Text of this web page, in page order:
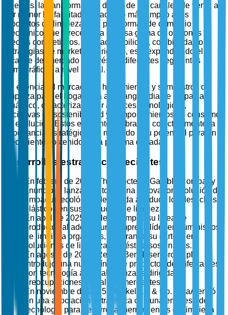
Además, la transformación digital de los canales de venta al
por menor ha facilitado un acceso más amplio a los
productos de limpieza, con plataformas de comercio
electrónico que ofrecen una diversa gama de opciones y
precios competitivos. Esta accesibilidad, combinada con
estrategias de marketing dirigidas, está expandiendo el
alcance del mercado a través de diferentes segmentos
demográficos a nivel global.
En esencia, el mercado de herramientas y suministros de
limpieza para el hogar está a la vanguardia de un paisaje
dinámico, caracterizado por avances tecnológicos,
iniciativas de sostenibilidad y comportamientos de consumo
en evolución. Estos elementos subrayan colectivamente la
importancia estratégica del mercado y su potencial para un
crecimiento sostenido en la próxima década.
Desarrollos estratégicos recientes
En febrero de 2025, The Procter & Gamble Company
anunció el lanzamiento de una innovadora solución de
empaque ecológico destinada a reducir los desechos
plásticos en sus productos de limpieza.
En abril de 2025, Unilever amplió su línea de
productos al adquirir una empresa líder en suministros
de limpieza orgánicos, mejorando su cartera en
soluciones de limpieza doméstica sostenibles.
En agosto de 2025, Reckitt Benckiser Group plc
introdujo una nueva línea de productos desinfectantes
con tecnología antiviral avanzada dirigida a
preocupaciones de salud emergentes.
En noviembre de 2025, Henkel AG & Co. KGaA entró
en una asociación estratégica con una empresa de
tecnología para desarrollar herramientas de limpieza